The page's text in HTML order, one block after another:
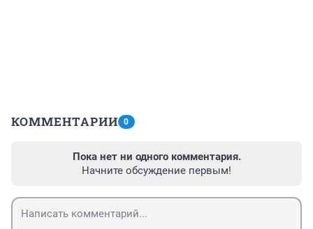
КОММЕНТАРИИ 0
Пока нет ни одного комментария.
Начните обсуждение первым!